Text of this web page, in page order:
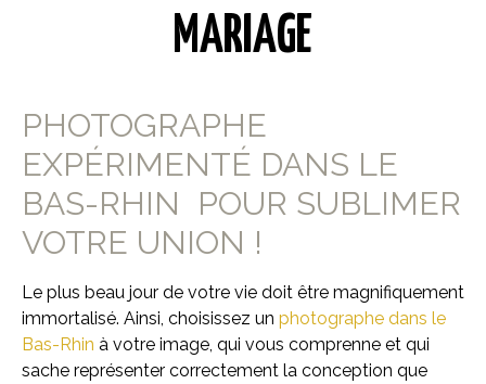
MARIAGE
PHOTOGRAPHE
EXPÉRIMENTÉ DANS LE
BAS-RHIN POUR SUBLIMER
VOTRE UNION !
Le plus beau jour de votre vie doit être magnifiquement
immortalisé. Ainsi, choisissez un photographe dans le
Bas-Rhin à votre image, qui vous comprenne et qui
sache représenter correctement la conception que